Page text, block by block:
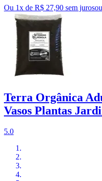
Ou 1x de R$ 27,90 sem jurosou
Terra Orgânica
Vasos Plantas
5.0